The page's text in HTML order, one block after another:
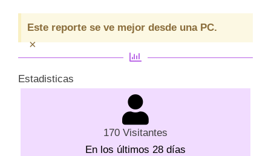
Este reporte se ve mejor desde una PC.
×
Estadisticas
170 Visitantes
En los últimos 28 días